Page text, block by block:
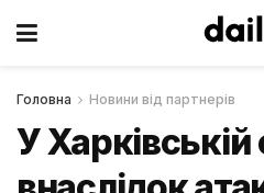
Головна Новини від партнерів
У Харківській